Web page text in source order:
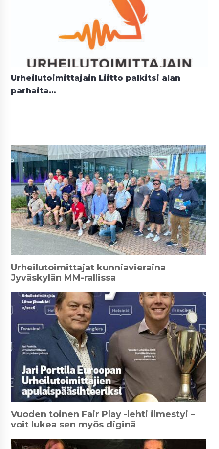
Urheilutoimittajain Liitto palkitsi alan
parhaita…
Urheilutoimittajat kunniavieraina
Jyväskylän MM-rallissa
Vuoden toinen Fair Play -lehti ilmestyi –
voit lukea sen myös diginä